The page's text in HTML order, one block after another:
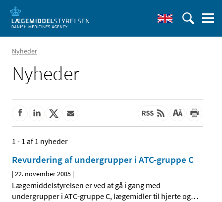
Nyheder
Nyheder
1 - 1 af 1 nyheder
Revurdering af undergrupper i ATC-gruppe C
|22. november 2005 |
Lægemiddelstyrelsen er ved at gå i gang med
undergrupper i ATC-gruppe C, lægemidler til hjerte og…